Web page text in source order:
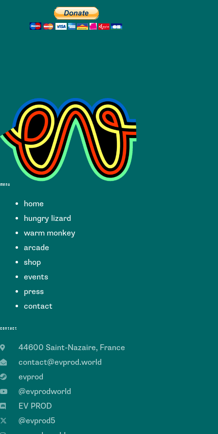
menu
home
hungry lizard
warm monkey
arcade
shop
events
press
contact
contact
44600 Saint-Nazaire, France
contact@evprod.world
evprod
@evprodworld
EV PROD
@evprod5